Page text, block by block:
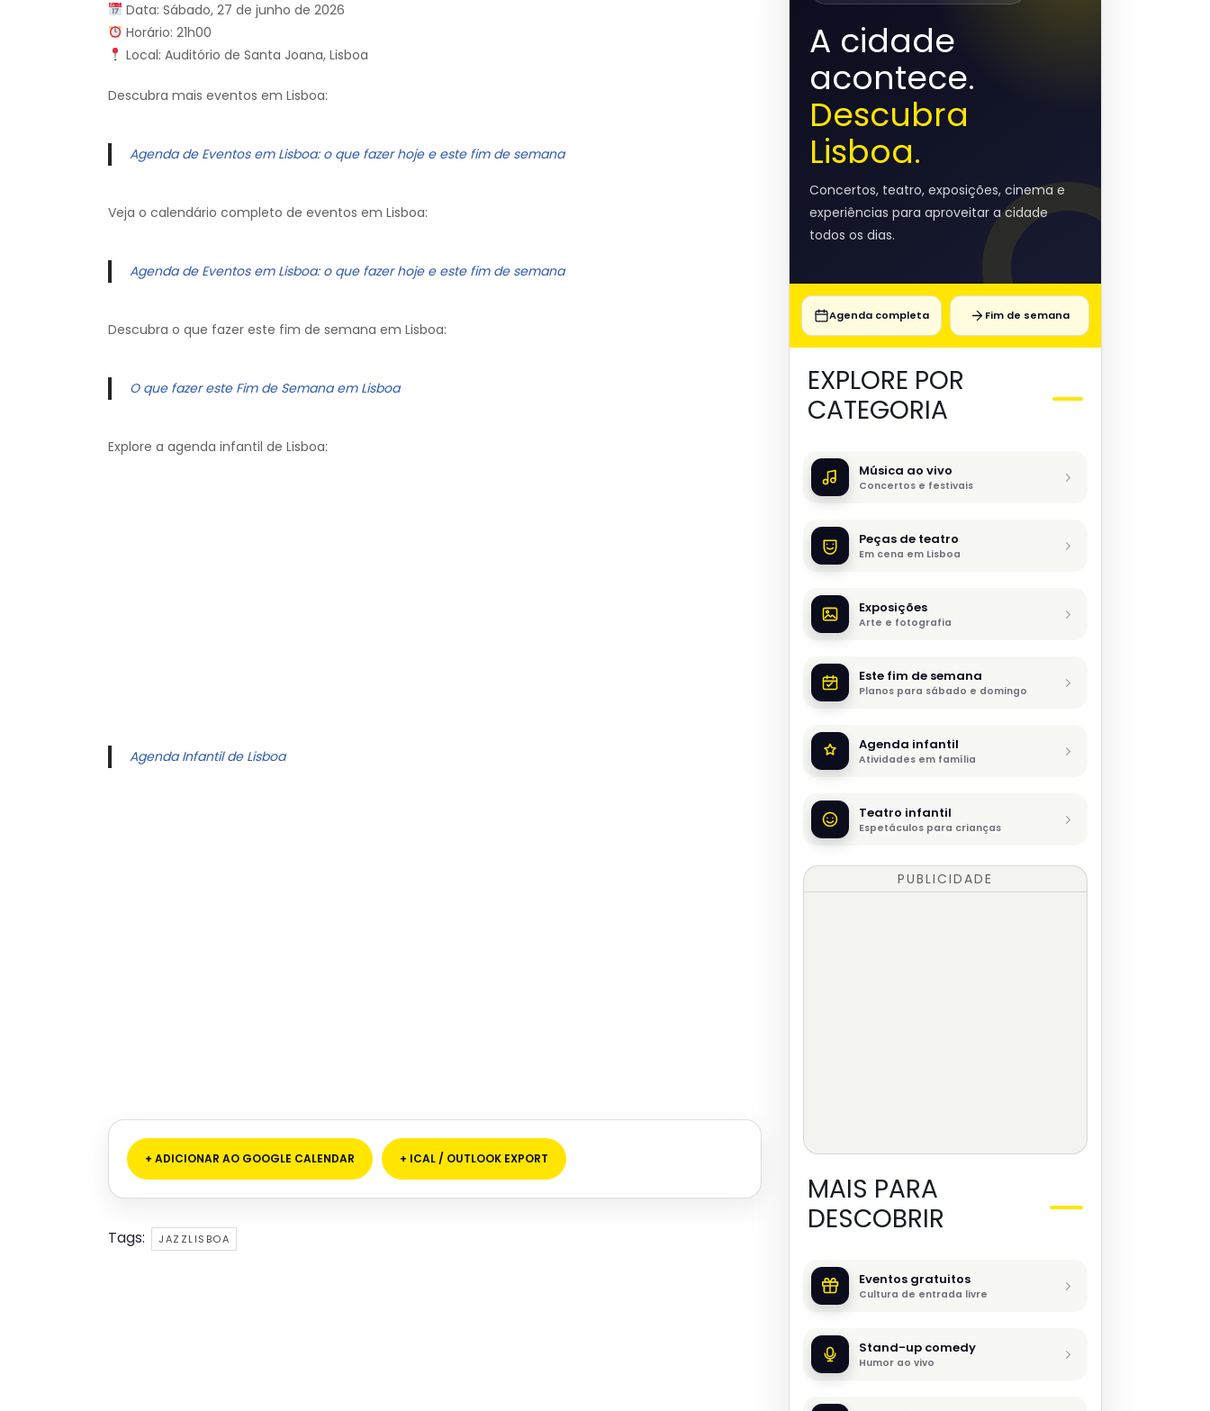
Data: Sábado, 27 de junho de 2026
Horário: 21h00
Local: Auditório de Santa Joana, Lisboa
Descubra mais eventos em Lisboa:
Agenda de Eventos em Lisboa: o que fazer hoje e este fim de semana
Veja o calendário completo de eventos em Lisboa:
Agenda de Eventos em Lisboa: o que fazer hoje e este fim de semana
Descubra o que fazer este fim de semana em Lisboa:
O que fazer este Fim de Semana em Lisboa
Explore a agenda infantil de Lisboa:
Agenda Infantil de Lisboa
+ ADICIONAR AO GOOGLE CALENDAR + ICAL / OUTLOOK EXPORT
Tags: JAZZLISBOA
A cidade
acontece.
Descubra
Lisboa.
Concertos, teatro, exposições, cinema e
experiências para aproveitar a cidade
todos os dias.
Agenda completa Fim de semana
EXPLORE POR
CATEGORIA
Música ao vivo
Concertos e festivais
Peças de teatro
Em cena em Lisboa
Exposições
Arte e fotografia
Este fim de semana
Planos para sábado e domingo
Agenda infantil
Atividades em família
Teatro infantil
Espetáculos para crianças
PUBLICIDADE
MAIS PARA
DESCOBRIR
Eventos gratuitos
Cultura de entrada livre
Stand-up comedy
Humor ao vivo